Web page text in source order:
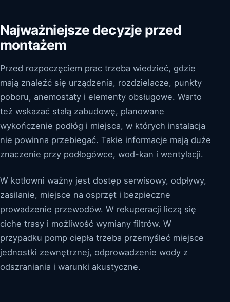
Najważniejsze decyzje przed
montażem
Przed rozpoczęciem prac trzeba wiedzieć, gdzie
mają znaleźć się urządzenia, rozdzielacze, punkty
poboru, anemostaty i elementy obsługowe. Warto
też wskazać stałą zabudowę, planowane
wykończenie podłóg i miejsca, w których instalacja
nie powinna przebiegać. Takie informacje mają duże
znaczenie przy podłogówce, wod-kan i wentylacji.
W kotłowni ważny jest dostęp serwisowy, odpływy,
zasilanie, miejsce na osprzęt i bezpieczne
prowadzenie przewodów. W rekuperacji liczą się
ciche trasy i możliwość wymiany filtrów. W
przypadku pomp ciepła trzeba przemyśleć miejsce
jednostki zewnętrznej, odprowadzenie wody z
odszraniania i warunki akustyczne.